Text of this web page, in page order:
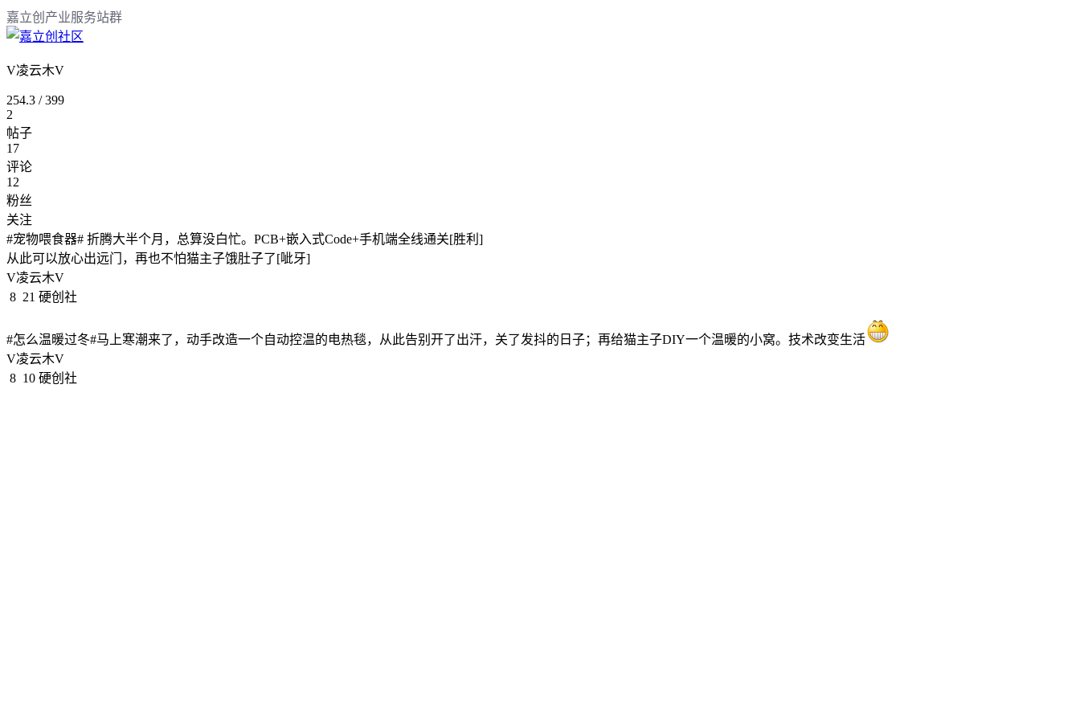
嘉立创产业服务站群
V凌云木V
254.3 /399
2
帖子
17
评论
12
粉丝
关注
#宠物喂食器# 折腾大半个月，总算没白忙。PCB+嵌入式Code+手机端全线通关[胜利]
从此可以放心出远门，再也不怕猫主子饿肚子了[呲牙]
V凌云木V
8 21 硬创社
#怎么温暖过冬#马上寒潮来了，动手改造一个自动控温的电热毯，从此告别开了出汗，关了发抖的日子；再给猫主子DIY一个温暖的小窝。技术改变生活
V凌云木V
8 10 硬创社